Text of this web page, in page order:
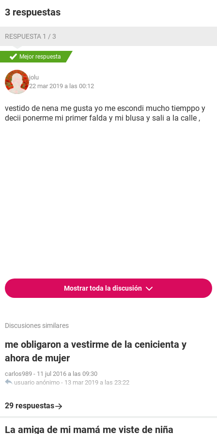
3 respuestas
RESPUESTA 1 / 3
Mejor respuesta
jolu
22 mar 2019 a las 00:12
vestido de nena me gusta yo me escondi mucho tiemppo y
decii ponerme mi primer falda y mi blusa y sali a la calle ,
Mostrar toda la discusión
Discusiones similares
me obligaron a vestirme de la cenicienta y
ahora de mujer
carlos989 - 11 jul 2016 a las 09:30
usuario anónimo - 13 mar 2019 a las 23:22
29 respuestas
La amiga de mi mamá me viste de niña